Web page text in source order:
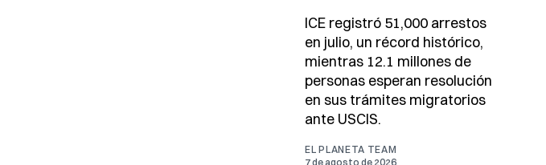
ICE registró 51,000 arrestos
en julio, un récord histórico,
mientras 12.1 millones de
personas esperan resolución
en sus trámites migratorios
ante USCIS.
EL PLANETA TEAM
7 de agosto de 2026